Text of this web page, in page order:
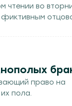
чтении во
право на
пола.